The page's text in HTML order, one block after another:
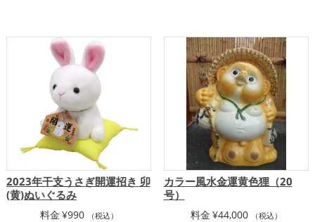
家庭運・家族運アップ,
運・家族運アップ
2023年干支うさぎ開運招き 卯
(黄)ぬいぐるみ
料金 ¥990 （税込）
カラー風水金運黄色狸（20
号）
料金 ¥44,000 （税込）